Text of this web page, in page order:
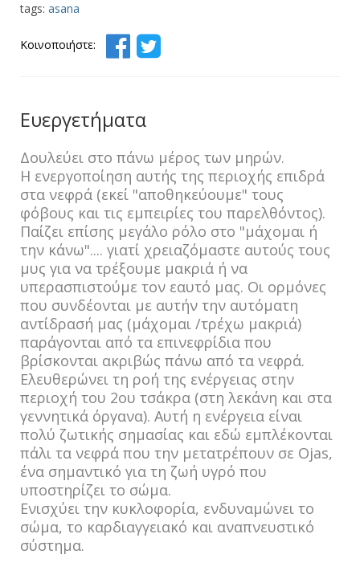
tags: asana
Κοινοποιήστε:
Ευεργετήματα
Δουλεύει στο πάνω μέρος των μηρών.
Η ενεργοποίηση αυτής της περιοχής επιδρά
στα νεφρά (εκεί "αποθηκεύουμε" τους
φόβους και τις εμπειρίες του παρελθόντος).
Παίζει επίσης μεγάλο ρόλο στο "μάχομαι ή
την κάνω".... γιατί χρειαζόμαστε αυτούς τους
μυς για να τρέξουμε μακριά ή να
υπερασπιστούμε τον εαυτό μας. Οι ορμόνες
που συνδέονται με αυτήν την αυτόματη
αντίδρασή μας (μάχομαι /τρέχω μακριά)
παράγονται από τα επινεφρίδια που
βρίσκονται ακριβώς πάνω από τα νεφρά.
Ελευθερώνει τη ροή της ενέργειας στην
περιοχή του 2ου τσάκρα (στη λεκάνη και στα
γεννητικά όργανα). Αυτή η ενέργεια είναι
πολύ ζωτικής σημασίας και εδώ εμπλέκονται
πάλι τα νεφρά που την μετατρέπουν σε Ojas,
ένα σημαντικό για τη ζωή υγρό που
υποστηρίζει το σώμα.
Ενισχύει την κυκλοφορία, ενδυναμώνει το
σώμα, το καρδιαγγειακό και αναπνευστικό
σύστημα.